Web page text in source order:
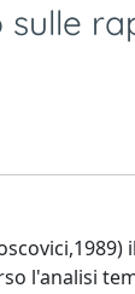
l'analisi